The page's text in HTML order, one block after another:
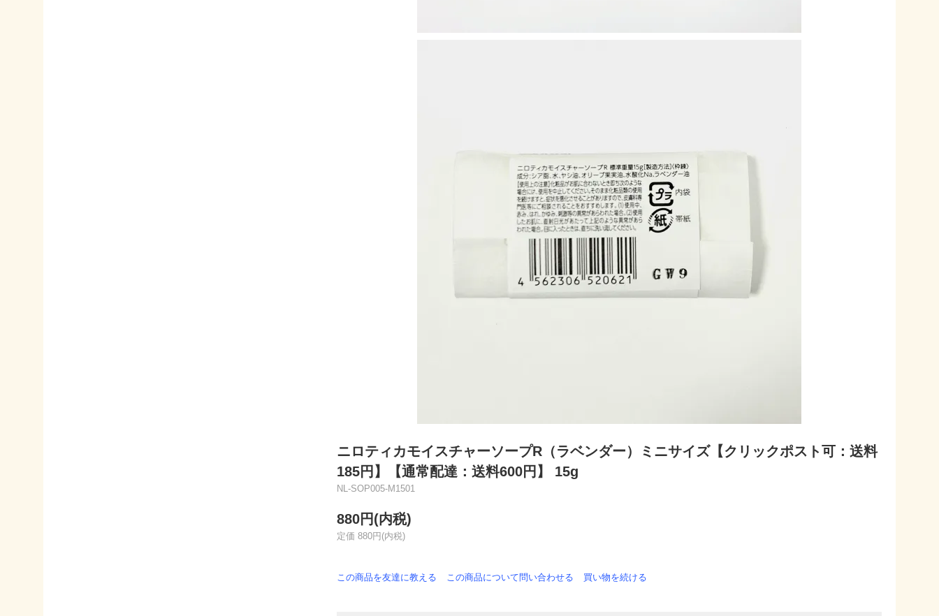
ニロティカモイスチャーソープR（ラベンダー）ミニサイズ【クリックポスト可：送料
185円】【通常配達：送料600円】 15g
NL-SOP005-M1501
880円(内税)
定価 880円(内税)
この商品を友達に教える この商品について問い合わせる 買い物を続ける